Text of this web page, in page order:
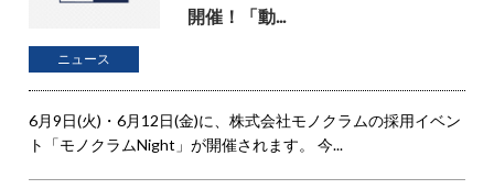
開催！「動...
ニュース
6月9日(火)・6月12日(金)に、株式会社モノクラムの採用イベン
ト「モノクラムNight」が開催されます。 今...